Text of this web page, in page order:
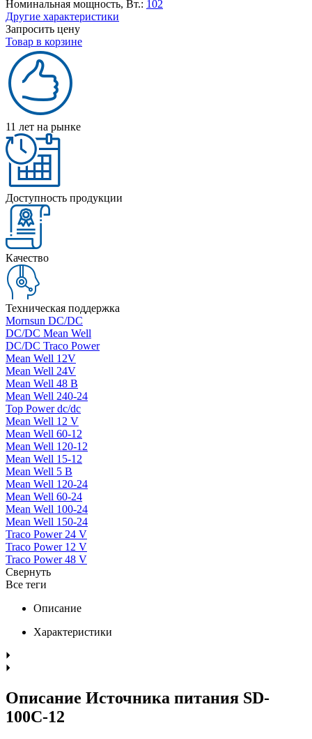
Номинальная мощность, Вт.: 102
Другие характеристики
Запросить цену
Товар в корзине
11 лет на рынке
Доступность продукции
Качество
Техническая поддержка
Mornsun DC/DC
DC/DC Mean Well
DC/DC Traco Power
Mean Well 12V
Mean Well 24V
Mean Well 48 В
Mean Well 240-24
Top Power dc/dc
Mean Well 12 V
Mean Well 60-12
Mean Well 120-12
Mean Well 15-12
Mean Well 5 В
Mean Well 120-24
Mean Well 60-24
Mean Well 100-24
Mean Well 150-24
Traco Power 24 V
Traco Power 12 V
Traco Power 48 V
Свернуть
Все теги
Описание
Характеристики
Описание Источника питания SD-
100C-12